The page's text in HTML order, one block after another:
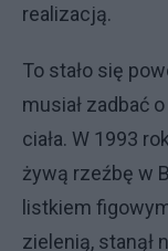
realizacją.
To stało się
musiał zadbać
ciała. W 1993
żywą rzeźbę w
listkiem
zielenią, stanął